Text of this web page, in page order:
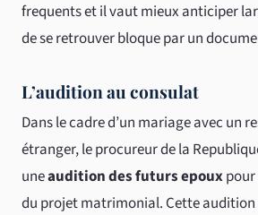
frequents et il vaut mieux anticiper
de se retrouver bloque par un
L’audition au consulat
Dans le cadre d’un mariage avec un
étranger, le procureur de la
uneaudition des futurs epoux
du projet matrimonial. Cette audition